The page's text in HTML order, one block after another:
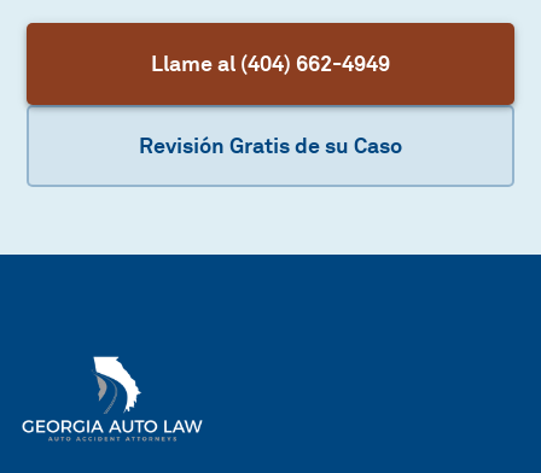
Llame al (404) 662-4949
Revisión Gratis de su Caso